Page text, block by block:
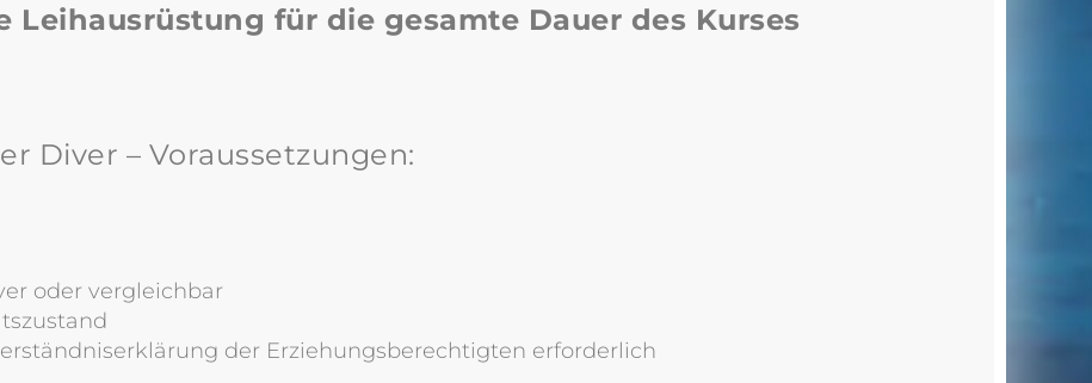
Leihausrüstung für die gesamte Dauer des Kurses
Diver – Voraussetzungen:
oder vergleichbar
der Erziehungsberechtigten erforderlich